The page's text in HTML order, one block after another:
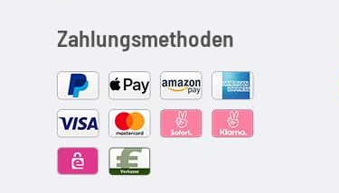
Zahlungsmethoden